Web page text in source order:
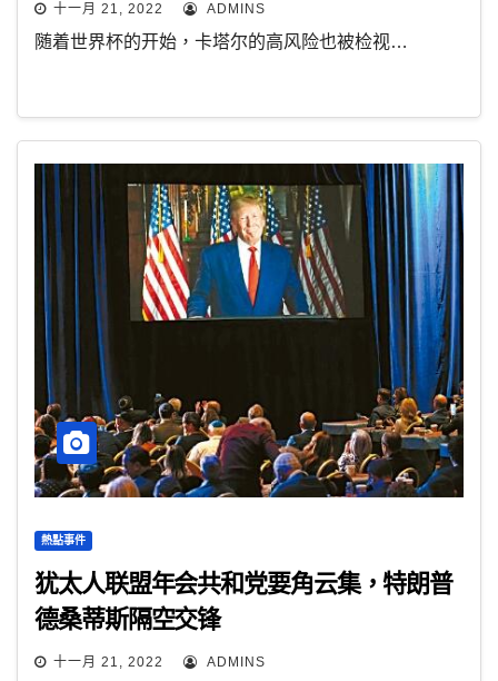
十一月 21, 2022 ADMINS
随着世界杯的开始，卡塔尔的高风险也被检视…
熱點事件
犹太人联盟年会共和党要角云集，特朗普
德桑蒂斯隔空交锋
十一月 21, 2022 ADMINS